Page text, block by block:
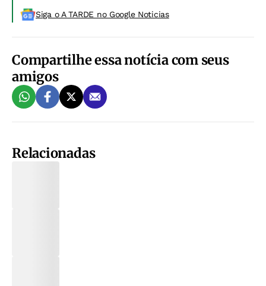
Siga o A TARDE no Google Noticias
Compartilhe essa notícia com seus
amigos
Relacionadas